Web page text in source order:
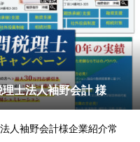
士法人袖野会計 様
人袖野会計様企業紹介常